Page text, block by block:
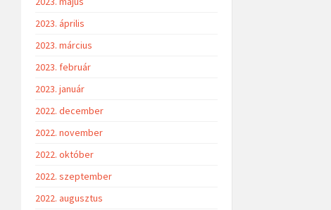
2023. április
2023. március
2023. február
2023. január
2022. december
2022. november
2022. október
2022. szeptember
2022. augusztus